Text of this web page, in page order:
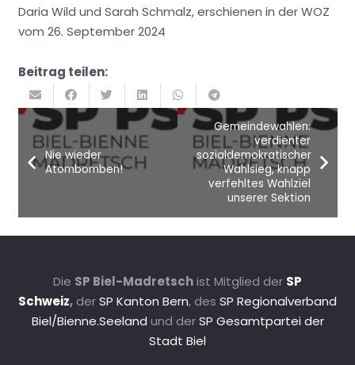
Daria Wild und Sarah Schmalz, erschienen in der WOZ
vom 26. September 2024
Beitrag teilen:
Nie wieder
Atombomben!
Gemeindewahlen:
verdienter
sozialdemokratischer
Wahlsieg, knapp
verfehltes Wahlziel
unserer Sektion
Die SP Biel-Madretschist Mitglied der SP
Schweiz,derSP Kanton Bern, des SP Regionalverband
Biel/Bienne.Seeland und derSP Gesamtpartei der
Stadt Biel